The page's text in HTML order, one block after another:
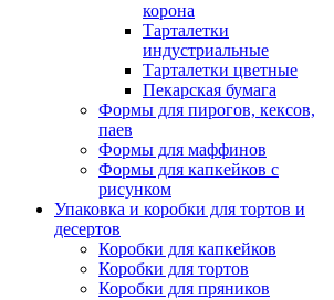
корона
Тарталетки
индустриальные
Тарталетки цветные
Пекарская бумага
Формы для пирогов, кексов,
паев
Формы для маффинов
Формы для капкейков с
рисунком
Упаковка и коробки для тортов и
десертов
Коробки для капкейков
Коробки для тортов
Коробки для пряников